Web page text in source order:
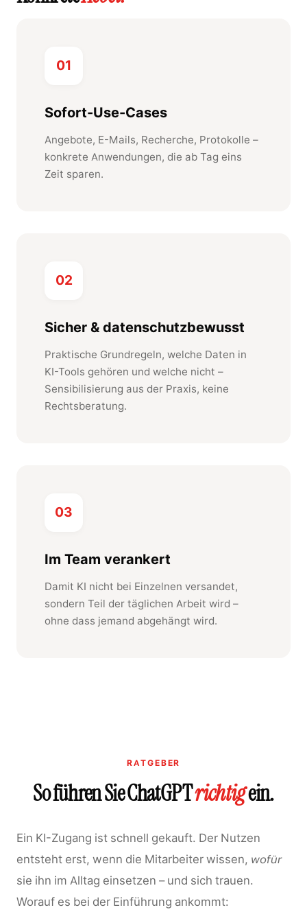
01
Sofort-Use-Cases
Angebote, E-Mails, Recherche, Protokolle –
konkrete Anwendungen, die ab Tag eins
Zeit sparen.
02
Sicher & datenschutzbewusst
Praktische Grundregeln, welche Daten in
KI-Tools gehören und welche nicht –
Sensibilisierung aus der Praxis, keine
Rechtsberatung.
03
Im Team verankert
Damit KI nicht bei Einzelnen versandet,
sondern Teil der täglichen Arbeit wird –
ohne dass jemand abgehängt wird.
RATGEBER
So führen Sie ChatGPTrichtigein.
Ein KI-Zugang ist schnell gekauft. Der Nutzen
entsteht erst, wenn die Mitarbeiter wissen, wofür
sie ihn im Alltag einsetzen – und sich trauen.
Worauf es bei der Einführung ankommt: